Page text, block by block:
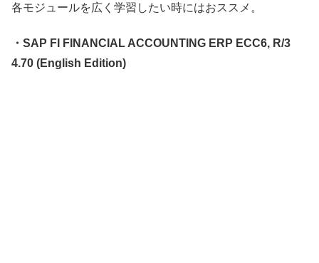
各モジュールを広く学習したい時にはおススメ。
・SAP FI FINANCIAL ACCOUNTING ERP ECC6, R/3
4.70 (English Edition)